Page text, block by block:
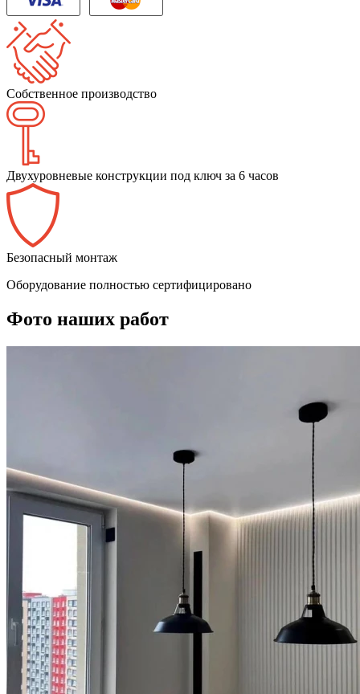
Собственное производство
Двухуровневые конструкции под ключ за 6 часов
Безопасный монтаж
Оборудование полностью сертифицировано
Фото наших работ